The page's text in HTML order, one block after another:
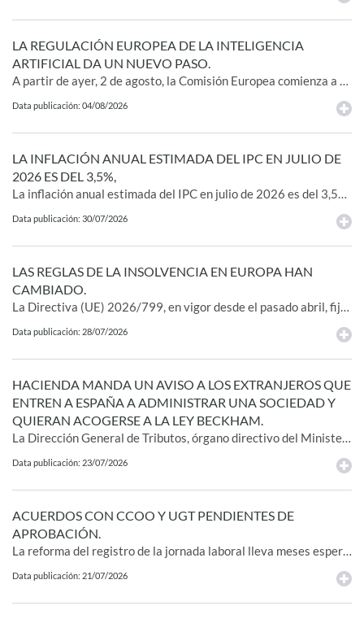
LA REGULACIÓN EUROPEA DE LA INTELIGENCIA
ARTIFICIAL DA UN NUEVO PASO.
A partir de ayer, 2 de agosto, la Comisión Europea comienza a aplicar las primeras obligaciones de transparencia previstas en el Reglamento de inteligencia artificial, un conjunto de medidas que obligará a identificar cuándo un usuario interactúa con un sistema de IA y cuándo un contenido ha sido &quot;generado o alterado&quot; mediante esta tecnología. Entre las obligaciones que comienzan a exigirse figura la identificación de los chatbots y otros sistemas de inteligencia artificial, que deberán informar al usuario de que está interactuando con una IA y no con una persona. También deberán etiquetarse los contenidos creados o alterados mediante IA, incluidos los denominados deepfakes, que además deberán incorporar marcas legibles por máquina para facilitar su detección.
Data publicación: 04/08/2026
LA INFLACIÓN ANUAL ESTIMADA DEL IPC EN JULIO DE
2026 ES DEL 3,5%,
La inflación anual estimada del IPC en julio de 2026 es del 3,5%, de acuerdo con el indicador adelantado elaborado por el INE. Este indicador proporciona un avance del IPC que, en caso de confirmarse, supondría que la tasa anual aumenta tres décimas. En este comportamiento influyen las subidas de los precios de los combustibles y lubricantes para vehículos personales y de la electricidad, mayores que en julio del año pasado. La tasa de variación anual estimada de la inflación subyacente (índice general sin alimentos no elaborados ni productos energéticos) aumenta una décima, hasta el 3,0%.
Data publicación: 30/07/2026
LAS REGLAS DE LA INSOLVENCIA EN EUROPA HAN
CAMBIADO.
La Directiva (UE) 2026/799, en vigor desde el pasado abril, fija por primera vez un marco común para el pre-pack concursal, la venta de compañías en dificultades financieras que se negocia con el comprador antes de llegar al juzgado para preservar el valor del negocio. España, como el resto de Estados miembros, deberá transponer la norma antes del 22 de enero de 2029, una oportunidad para acelerar el 'M&A distressed' y pulir aspectos de la reforma concursal que entró en vigor hace casi cuatro años.
Data publicación: 28/07/2026
HACIENDA MANDA UN AVISO A LOS EXTRANJEROS QUE
ENTREN A ESPAÑA A ADMINISTRAR UNA SOCIEDAD Y
QUIERAN ACOGERSE A LA LEY BECKHAM.
La Dirección General de Tributos, órgano directivo del Ministerio de Hacienda, deja entrever en una reciente consulta que estos contribuyentes tendrán que constituir la empresa antes de su llegada al país. La Agencia Tributaria ha incrementado los controles a los acogidos a la Ley Beckham y deniega de forma casi automática este régimen fiscal a los administradores de nuevas empresas basándose exclusivamente en que la sociedad no estaba constituida en el momento exacto del desplazamiento a España. Ahora, Tributos viene a confirmar este extremo en su consulta del 21 de mayo. El órgano responde a la consulta de un ciudadano residente en Bélgica.
Data publicación: 23/07/2026
ACUERDOS CON CCOO Y UGT PENDIENTES DE
APROBACIÓN.
La reforma del registro de la jornada laboral lleva meses esperando el visto bueno del Consejo de Ministros. Si bien, este no es el único acuerdo suscrito que sigue pendiente de aprobación tiempo después de su formalización e incluso presentación en público. Dentro de los asuntos pendientes, la aprobación del Estatuto del Becario es el que acumula mayor retraso al ser suscrito en 2023. No obstante, la materia que más preocupa a los sindicatos es el retraso en la aprobación de los cambios que tienen que ver con el SMI. En concreto, con la posibilidad que tienen las empresas de recortar o eliminar los pluses que recibía el trabajador para acoplarse al nuevo mínimo legal sin experimentar un mayor incremento de los costes laborales. El cuarto de los asuntos que están en esta lista de pendientes, en cambio, surgió por interés del propio Ministerio de Trabajo. Se trata de la ampliación de los permisos por fallecimiento de un familiar de los dos días (ampliables a cuatro) que existen hoy en día hasta 10, la creación de un permiso remunerado por cuidados paliativos de 15 días y de otro de un día para las personas que sean elegidas como acompañantes por una persona que se somete a una eutanasia.
Data publicación: 21/07/2026